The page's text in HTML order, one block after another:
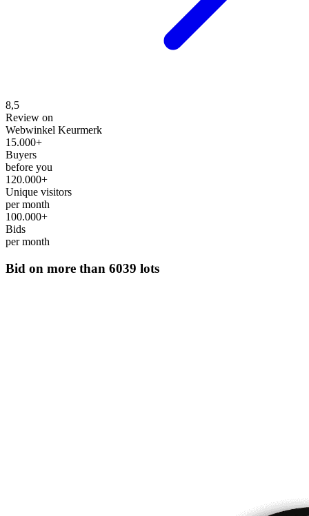
8,5
Review on
Webwinkel Keurmerk
15.000+
Buyers
before you
120.000+
Unique visitors
per month
100.000+
Bids
per month
Bid on more than 6039 lots